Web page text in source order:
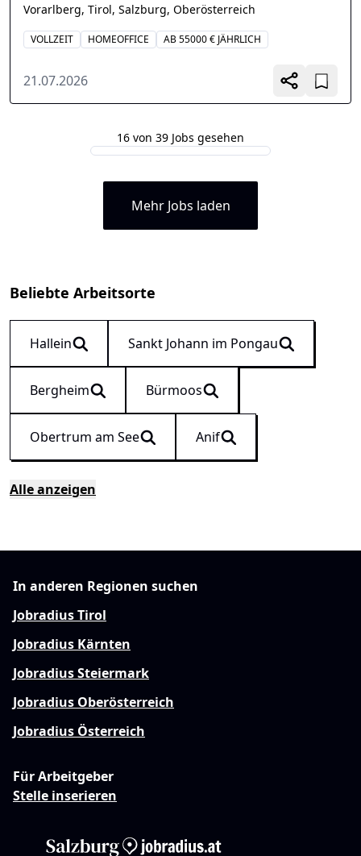
Vorarlberg, Tirol, Salzburg, Oberösterreich
VOLLZEIT HOMEOFFICE AB 55000 € JÄHRLICH
21.07.2026
16 von 39 Jobs gesehen
Mehr Jobs laden
Beliebte Arbeitsorte
Hallein Sankt Johann im Pongau
Bergheim Bürmoos
Obertrum am See Anif
Alle anzeigen
In anderen Regionen suchen
Jobradius Tirol
Jobradius Kärnten
Jobradius Steiermark
Jobradius Oberösterreich
Jobradius Österreich
Für Arbeitgeber
Stelle inserieren